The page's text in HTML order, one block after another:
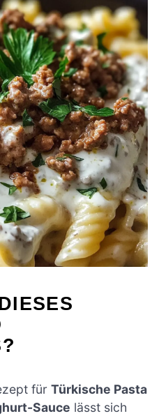
für Türkische Pasta
Sauce lässt sich